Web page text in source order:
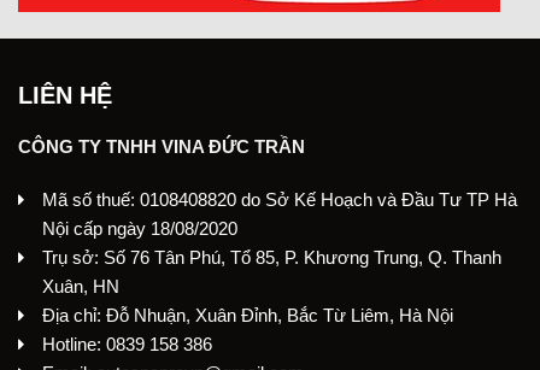
LIÊN HỆ
CÔNG TY TNHH VINA ĐỨC TRẦN
Mã số thuế: 0108408820 do Sở Kế Hoạch và Đầu Tư TP Hà
Nội cấp ngày 18/08/2020
Trụ sở: Số 76 Tân Phú, Tổ 85, P. Khương Trung, Q. Thanh
Xuân, HN
Địa chỉ: Đỗ Nhuận, Xuân Đỉnh, Bắc Từ Liêm, Hà Nội
Hotline: 0839 158 386